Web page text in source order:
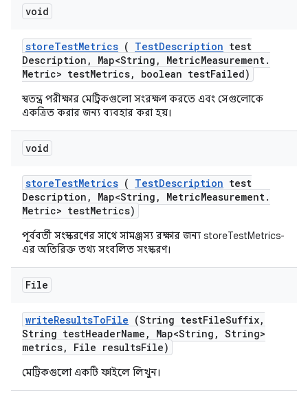
void
storeTestMetrics ( TestDescription test
Description , Map<String , MetricMeasurement.
Metric> testMetrics, boolean testFailed)
স্বতন্ত্র পরীক্ষার মেট্রিকগুলো সংরক্ষণ করতে এবং সেগুলোকে
একত্রিত করার জন্য ব্যবহার করা হয়।
void
storeTestMetrics ( TestDescription test
Description , Map<String , MetricMeasurement.
Metric> testMetrics)
পূর্ববর্তী সংস্করণের সাথে সামঞ্জস্য রক্ষার জন্য storeTestMetrics-
এর অতিরিক্ত তথ্য সংবলিত সংস্করণ।
File
writeResultsToFile (String testFileSuffix,
String testHeaderName , Map<String , String>
metrics, File resultsFile)
মেট্রিকগুলো একটি ফাইলে লিখুন।